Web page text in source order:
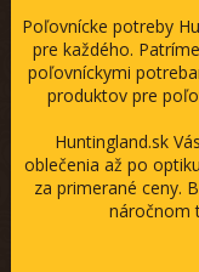
Poľovnícke potreby
pre každého.
poľovníckymi
produktov pre
Huntingland.sk
oblečenia až po
za primerané ceny.
náročnom